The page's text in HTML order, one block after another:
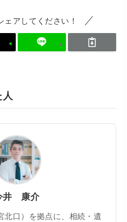
ェアしてください！
井 康介
北口）を拠点に、相続・遺